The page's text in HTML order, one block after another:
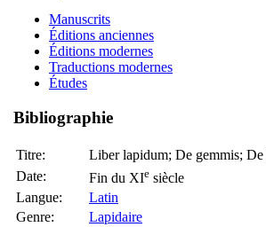
Manuscrits
Éditions anciennes
Éditions modernes
Traductions modernes
Études
Bibliographie
Titre:
Liber lapidum; De gemmis;
Date:
Fin du XIe siècle
Langue:
Latin
Genre:
Lapidaire